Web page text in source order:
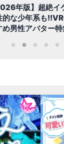
年版】超絶イ
的な少年系も
め男性アバター特